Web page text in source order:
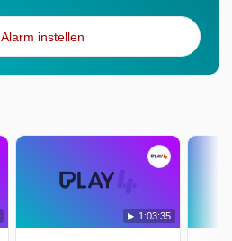
Alarm instellen
1:03:35